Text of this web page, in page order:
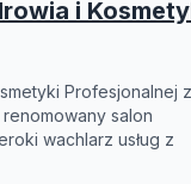
i
Profesjonalnej z
salon
wachlarz usług z